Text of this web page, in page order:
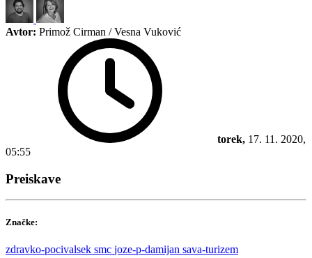
Avtor: Primož Cirman / Vesna Vuković
torek, 17. 11. 2020,
05:55
Preiskave
Značke:
zdravko-pocivalsek smc joze-p-damijan sava-turizem